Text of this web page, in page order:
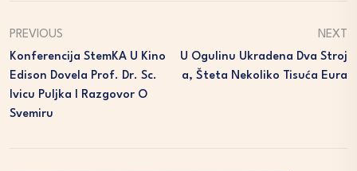
PREVIOUS
Konferencija StemKA U Kino
Edison Dovela Prof. Dr. Sc.
Ivicu Puljka I Razgovor O
Svemiru
NEXT
U Ogulinu Ukradena Dva Stroj
A, Šteta Nekoliko Tisuća Eura